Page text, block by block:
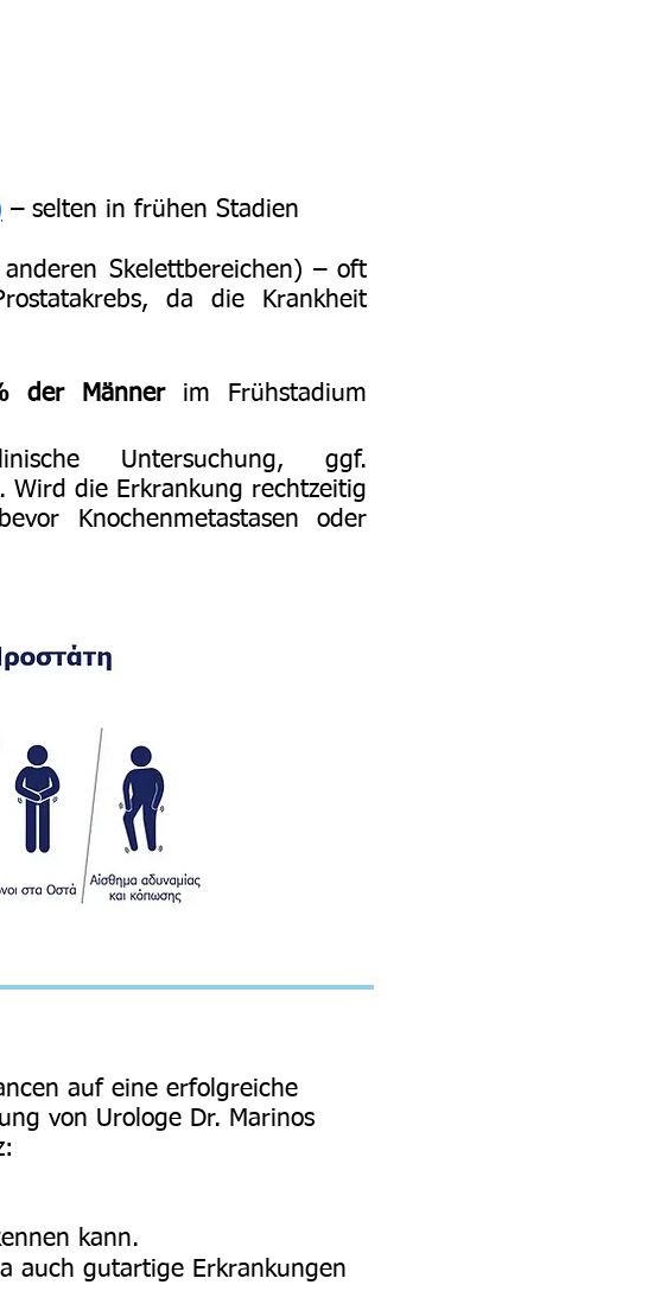
– selten in frühen Stadien
Skelettbereichen) – oft
da die Krankheit
der Männerim Frühstadium
Untersuchung, ggf.
Wird die Erkrankung rechtzeitig
Knochenmetastasen oder
auf eine erfolgreiche
von Urologe Dr. Marinos
kann.
auch gutartige Erkrankungen